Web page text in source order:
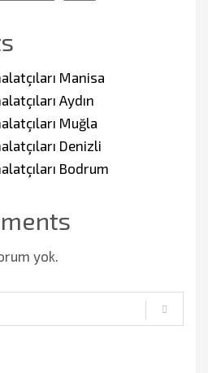
Manisa
Aydın
Muğla
Denizli
Bodrum
yok.